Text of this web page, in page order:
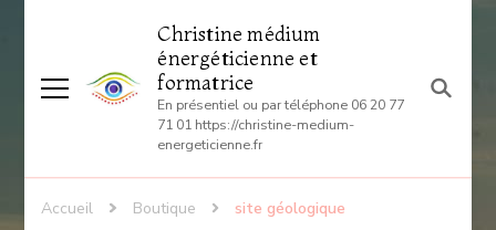
Christine médium
énergéticienne et
formatrice
En présentiel ou par téléphone 06 20 77
71 01 https://christine-medium-
energeticienne.fr
Accueil Boutique site géologique